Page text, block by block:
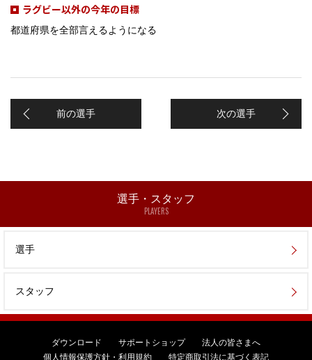
ラグビー以外の今年の目標
都道府県を全部言えるようになる
前の選手 次の選手
選手・スタッフ
PLAYERS
選手
スタッフ
ダウンロード サポートショップ
法人の皆さまへ
個人情報保護方針・利用規約
特定商取引法に基づく表記